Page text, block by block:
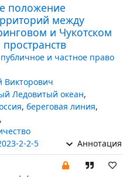
положение
между
и Чукотском
и частное право
Викторович
Ледовитый океан,
, береговая линия,
,
2-2-5 Аннотация